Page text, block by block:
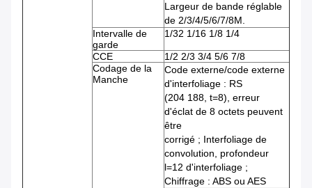
Largeur de bande réglable
de 2/3/4/5/6/7/8M.
Intervalle de
garde
1/32 1/16 1/8 1/4
CCE
1/2 2/3 3/4 5/6 7/8
Codage de la
Manche
Code externe/code externe
d'interfoliage : RS
(204 188, t=8), erreur
d'éclat de 8 octets peuvent
être
corrigé ; Interfoliage de
convolution, profondeur
l=12 d'interfoliage ;
Chiffrage : ABS ou AES